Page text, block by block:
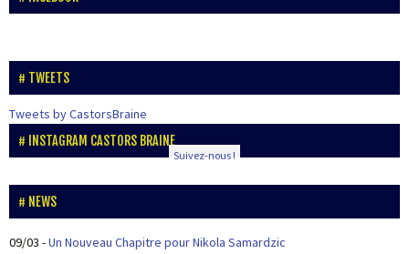
TWEETS
Tweets by CastorsBraine
INSTAGRAM CASTORS BRAINE
Suivez-nous !
NEWS
09/03 -Un Nouveau Chapitre pour Nikola Samardzic